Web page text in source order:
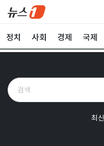
정치 사회 경제 국제
최신